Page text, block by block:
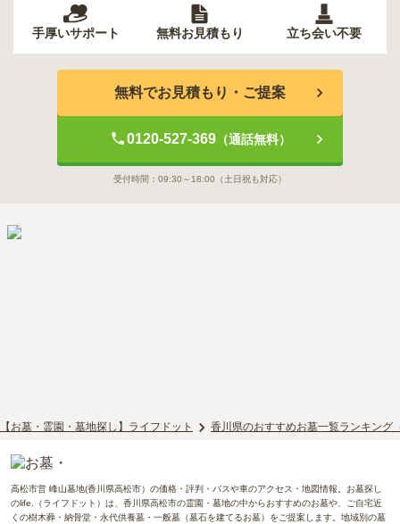
手厚いサポート 無料お見積もり 立ち会い不要
無料でお見積もり・ご提案
0120-527-369（通話無料）
受付時間： 09:30～18:00 （土日祝も対応）
【お墓・霊園・墓地探し】ライフドット 香川県のおすすめお墓一覧ランキング
高松市営 峰山墓地(香川県高松市）の価格・評判・バスや車のアクセス・地図情報。お墓探し
のlife.（ライフドット）は、香川県高松市の霊園・墓地の中からおすすめのお墓や、ご自宅近
くの樹木葬・納骨堂・永代供養墓・一般墓（墓石を建てるお墓）をご提案します。地域別の墓